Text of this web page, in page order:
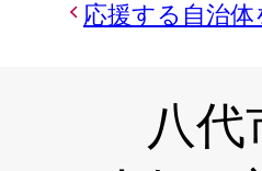
応援する自治
八代